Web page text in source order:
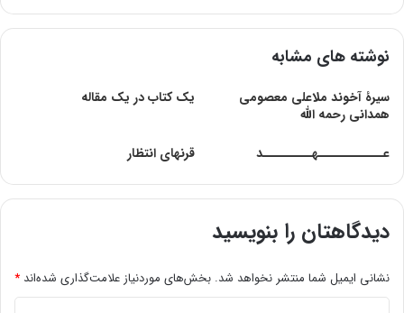
نوشته های مشابه
سیرۀ آخوند ملاعلی معصومی
همدانی رحمه الله
یک کتاب در یک مقاله
عــــــــــــهـــــــــد قرنهای انتظار
دیدگاهتان را بنویسید
نشانی ایمیل شما منتشر نخواهد شد. بخش‌های موردنیاز علامت‌گذاری شده‌اند *